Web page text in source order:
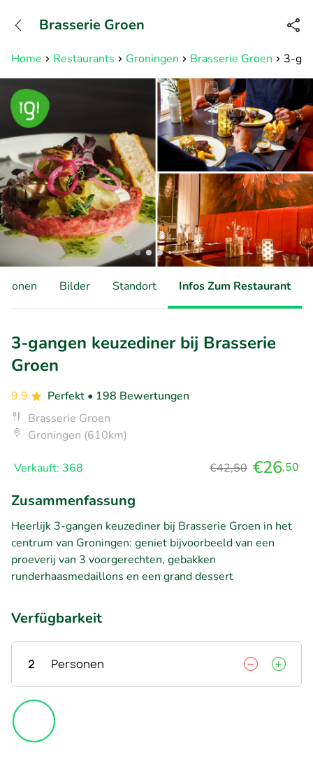
Erreichbar bis 23:00 Uhr (max
0,09€/Min)
Home Restaurants Groningen Brasserie Groen 3-
Brasserie Groen
Bilder Standort Infos Zum Restaurant
3-gangen keuzediner bij Brasserie
Groen
9.9 Perfekt • 198 Bewertungen
Brasserie Groen
Groningen (610km)
Verkauft: 368 €42,50 €26,50
Zusammenfassung
Heerlijk 3-gangen keuzediner bij Brasserie Groen in het
centrum van Groningen: geniet bijvoorbeeld van een
proeverij van 3 voorgerechten, gebakken
runderhaasmedaillons en een grand dessert
Verfügbarkeit
2 Personen